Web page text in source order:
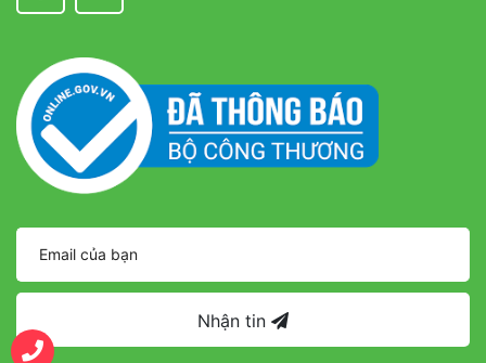
Nhận tin